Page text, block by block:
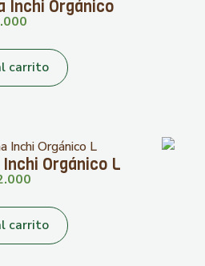
Inchi Orgánico
carrito
Orgánico L
carrito